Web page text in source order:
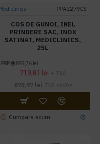
Mediclinics PPA2279CS
COS DE GUNOI, INEL
PRINDERE SAC, INOX
SATINAT, MEDICLINICS,
25L
PRP 899,76 lei
719,81 lei + TVA
870,97 lei TVA inclus
Cumpara acum